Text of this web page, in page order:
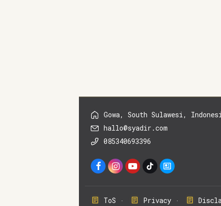
Gowa, South Sulawesi,
hallo@syadir.com
085340693396
ToS Privacy